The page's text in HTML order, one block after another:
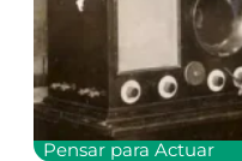
Pensar para Actuar